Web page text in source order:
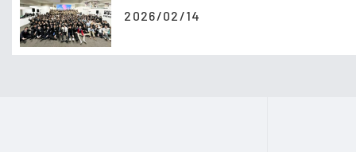
2026/02/14